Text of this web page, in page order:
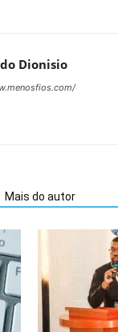
Dionisio
Mais do autor